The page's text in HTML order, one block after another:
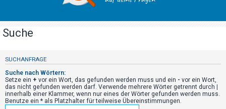
e
e
n
Suche
SUCHANFRAGE
Suche nach Wörtern:
Setze ein + vor ein Wort, das gefunden werden muss und ein - vor ein Wort,
das nicht gefunden werden darf. Verwende mehrere Wörter getrennt durch |
innerhalb einer Klammer, wenn nur eines der Wörter gefunden werden muss.
Benutze ein * als Platzhalter für teilweise Übereinstimmungen.